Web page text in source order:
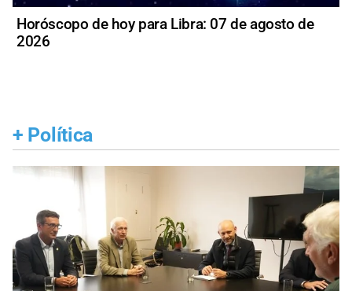
Horóscopo de hoy para Libra: 07 de agosto de
2026
+ Política